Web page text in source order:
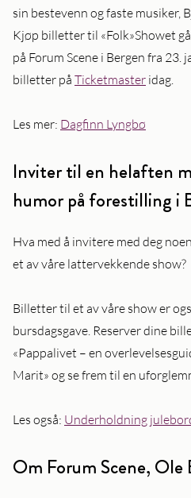
sin bestevenn og faste musiker,
Kjøp billetter til «Folk»Showet
på Forum Scene i Bergen fra 23.
billetter på Ticketmaster idag.
Les mer: Dagfinn Lyngbø
Inviter til en helaften
humor på forestilling i
Hva med å invitere med deg
et av våre lattervekkende show?
Billetter til et av våre show er
bursdagsgave. Reserver dine
«Pappalivet – en
Marit» og se frem til en
Les også: Underholdning
Om Forum Scene,